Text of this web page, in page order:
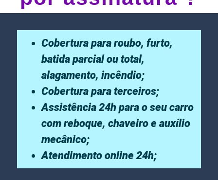
Cobertura para roubo, furto,
batida parcial ou total,
alagamento, incêndio;
Cobertura para terceiros;
Assistência 24h para o seu carro
com reboque, chaveiro e auxílio
mecânico;
Atendimento online 24h;